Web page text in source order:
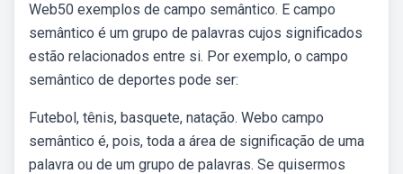
Web50 exemplos de campo semântico. E campo
semântico é um grupo de palavras cujos significados
estão relacionados entre si. Por exemplo, o campo
semântico de deportes pode ser:
Futebol, tênis, basquete, natação. Webo campo
semântico é, pois, toda a área de significação de uma
palavra ou de um grupo de palavras. Se quisermos